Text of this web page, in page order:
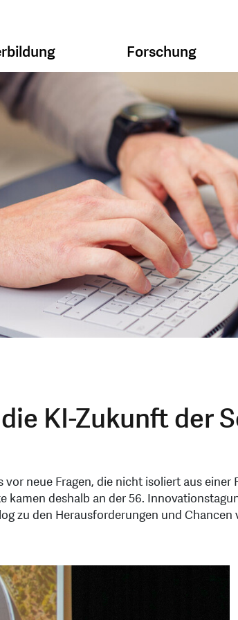
Forschung
KI-Zukunft der
neue Fragen, die nicht isoliert aus
deshalb an der 56.
zu den Herausforderungen und Chancen